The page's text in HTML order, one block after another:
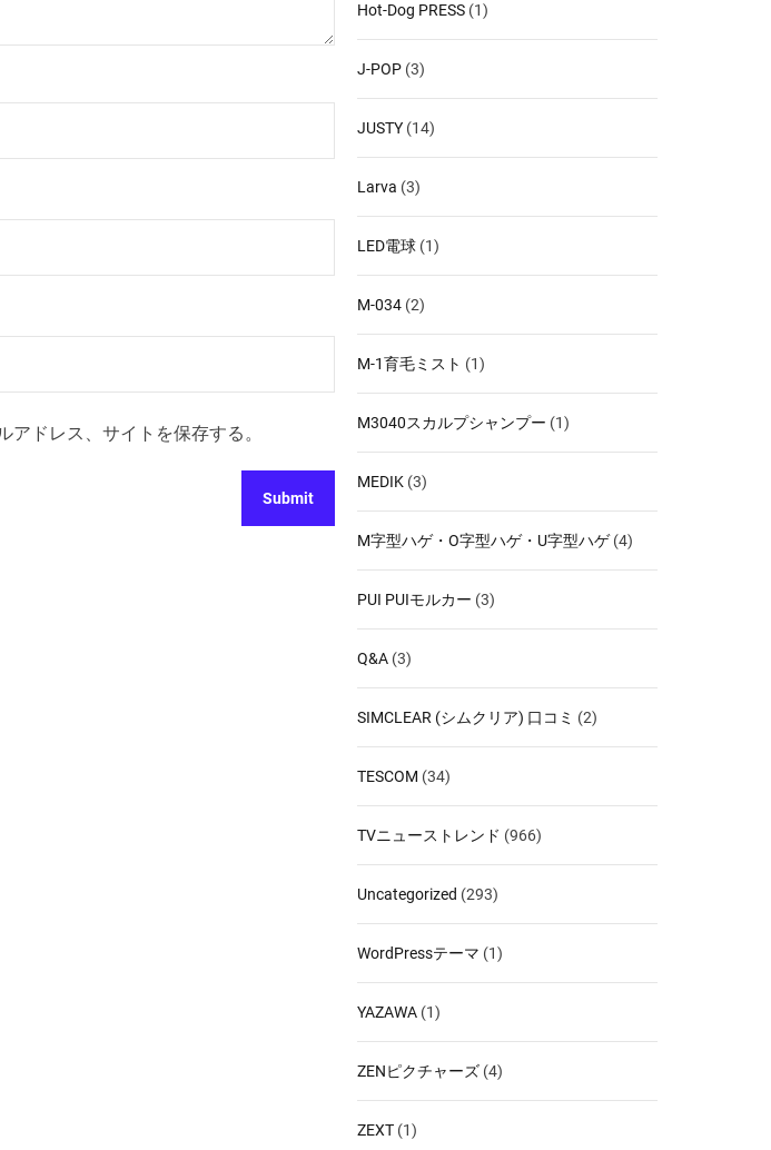
ドレス、サイトを保存する。
Hot-Dog PRESS (1)
J-POP (3)
JUSTY (14)
Larva (3)
LED電球 (1)
M-034 (2)
M-1育毛ミスト (1)
M3040スカルプシャンプー (1)
MEDIK (3)
M字型ハゲ・O字型ハゲ・U字型ハゲ(4)
PUI PUIモルカー (3)
Q&A (3)
SIMCLEAR (シムクリア) 口コミ (2)
TESCOM (34)
TVニューストレンド (966)
Uncategorized (293)
WordPressテーマ (1)
YAZAWA (1)
ZENピクチャーズ (4)
ZEXT (1)